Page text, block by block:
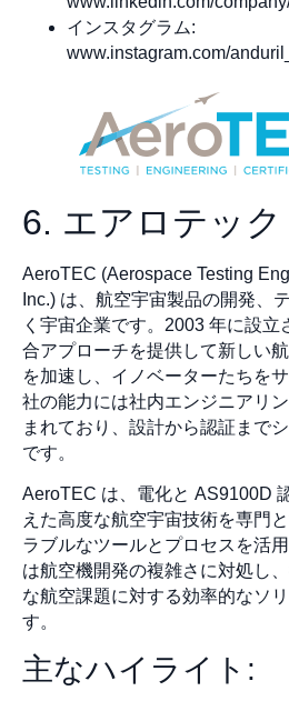
インスタグラム:
www.instagram.com/
6. エアロテック
AeroTEC (Aerospace Testing
Inc.) は、航空宇宙製品の開発、
く宇宙企業です。2003 年に設
合アプローチを提供して新しい
を加速し、イノベーターたちを
社の能力には社内エンジニアリ
まれており、設計から認証まで
です。
AeroTEC は、電化と AS9100D
えた高度な航空宇宙技術を専門
ラブルなツールとプロセスを活
は航空機開発の複雑さに対処し
な航空課題に対する効率的なソ
す。
主なハイライト: